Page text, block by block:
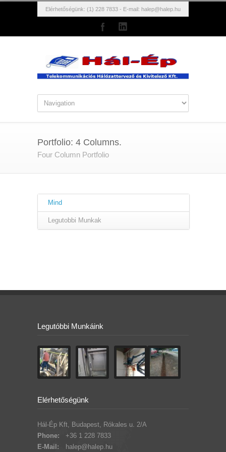
Elérhetőségünk: (1) 228 7833 - E-mail: halep@halep.hu
Portfolio: 4 Columns.
Four Column Portfolio
Mind
Legutobbi Munkak
Legutóbbi Munkáink
Elérhetőségünk
Hál-Ép Kft, Budapest, Rókales u. 2/A
Phone:
+36 1 228 7833
E-Mail:
halep@halep.hu